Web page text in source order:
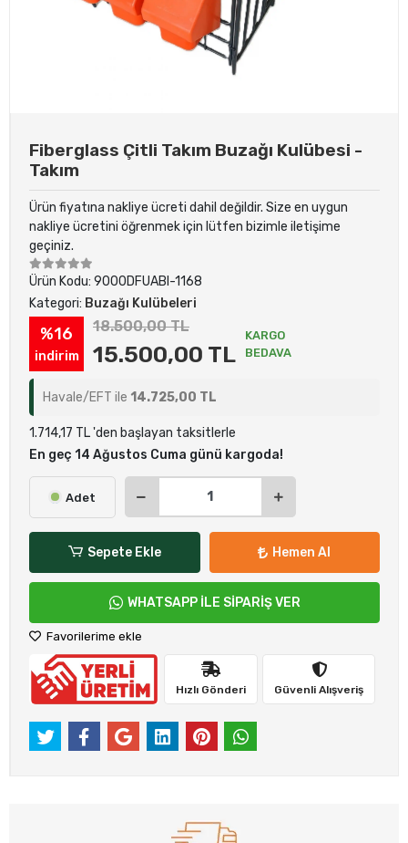
Fiberglass Çitli Takım Buzağı Kulübesi -
Takım
Ürün fiyatına nakliye ücreti dahil değildir. Size en uygun
nakliye ücretini öğrenmek için lütfen bizimle iletişime
geçiniz.
Ürün Kodu: 9000DFUABI-1168
Kategori: Buzağı Kulübeleri
%16
indirim
18.500,00 TL
15.500,00 TL
KARGO
BEDAVA
Havale/EFT ile 14.725,00 TL
1.714,17 TL 'den başlayan taksitlerle
En geç 14 Ağustos Cuma günü kargoda!
Adet
Sepete Ekle Hemen Al
WHATSAPP İLE SİPARİŞ VER
Favorilerime ekle
Hızlı Gönderi Güvenli Alışveriş